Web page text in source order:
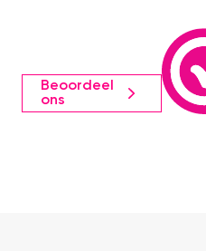
Beoordeel
ons